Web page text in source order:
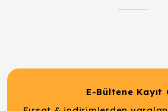
E-Bültene Kayıt